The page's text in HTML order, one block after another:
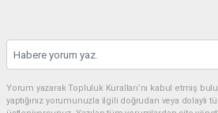
Yorum yazarak Topluluk Kuralları’nı kabul etmiş
yaptığınız yorumunuzla ilgili doğrudan veya dolaylı